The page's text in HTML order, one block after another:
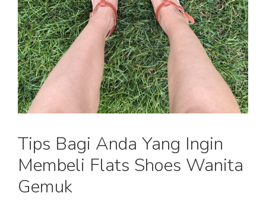
Tips Bagi Anda Yang Ingin
Membeli Flats Shoes Wanita
Gemuk